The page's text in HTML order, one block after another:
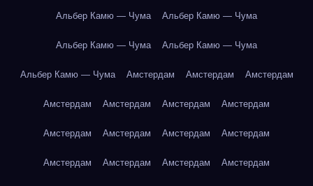
Альбер Камю — Чума Альбер Камю — Чума
Альбер Камю — Чума Альбер Камю — Чума
Альбер Камю — Чума Амстердам Амстердам Амстердам
Амстердам Амстердам Амстердам Амстердам
Амстердам Амстердам Амстердам Амстердам
Амстердам Амстердам Амстердам Амстердам